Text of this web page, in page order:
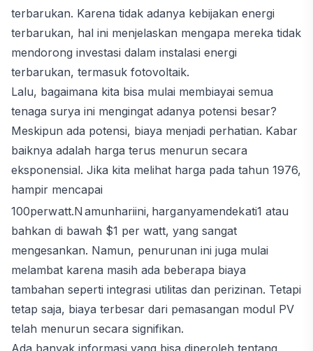
terbarukan. Karena tidak adanya kebijakan energi
terbarukan, hal ini menjelaskan mengapa mereka tidak
mendorong investasi dalam instalasi energi
terbarukan, termasuk fotovoltaik.
Lalu, bagaimana kita bisa mulai membiayai semua
tenaga surya ini mengingat adanya potensi besar?
Meskipun ada potensi, biaya menjadi perhatian. Kabar
baiknya adalah harga terus menurun secara
eksponensial. Jika kita melihat harga pada tahun 1976,
hampir mencapai
100perwatt.N amunhariini, harganyamendekati1 atau
bahkan di bawah $1 per watt, yang sangat
mengesankan. Namun, penurunan ini juga mulai
melambat karena masih ada beberapa biaya
tambahan seperti integrasi utilitas dan perizinan. Tetapi
tetap saja, biaya terbesar dari pemasangan modul PV
telah menurun secara signifikan.